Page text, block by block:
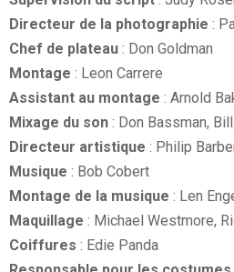
Directeur de la photographie :
Chef de plateau : Don Goldman
Montage : Leon Carrere
Assistant au montage : Arnold
Mixage du son : Don Bassman,
Directeur artistique : Philip
Musique : Bob Cobert
Montage de la musique : Len
Maquillage : Michael Westmore,
Coiffures : Edie Panda